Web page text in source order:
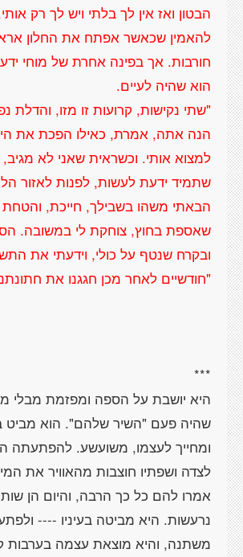
הבטון ואז אין לך בלתי ויש לך רק
להאמין שכאשר אפתח את החלון
חורבות. אך בפינה אחרת של מוחי
"שתי נקישות, קרועות זו מזו,
הנה אתה, אמרת, כאילו הפכת את
למצוא אותי. וכשראית שאני לא
שתמיד ידעת לעשות, לפנות לאזור
הבאתי משהו בשבילך, חייכת, והטחת
שאספת בחוץ, צוחקת לי במשובה.
היא יושבת על הספה ומפזמת מבלי
שהיה פעם "השיר שלהם". הוא
ומחייך לעצמו, משועשע. להפתעתה
לצדה ושפתיו חוצבות מהאוויר את
אמרו להם כל כך הרבה, והיום הן
נרעשות. היא מביטה בעיניו ----
משתנה, והיא מוצאת עצמה בערבות